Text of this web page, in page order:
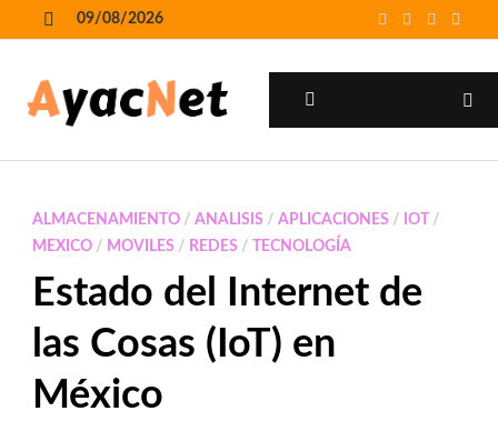
to
09/08/2026
ALMACENAMIENTO/ ANALISIS / APLICACIONES / IOT/
MEXICO/ MOVILES / REDES / TECNOLOGÍA
Estado del Internet de
las Cosas (IoT) en
México